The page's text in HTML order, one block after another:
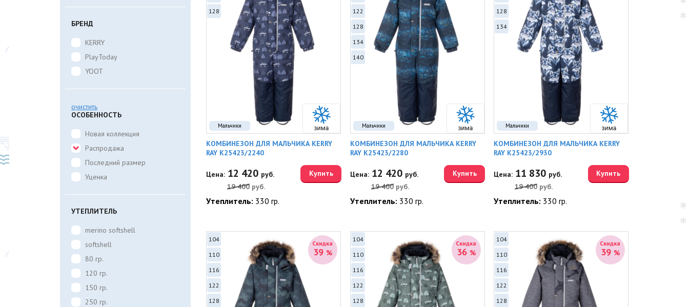
БРЕНД
KERRY
PlayToday
YOOT
очистить
ОСОБЕННОСТЬ
Новая коллекция
Распродажа
Последний размер
Уценка
УТЕПЛИТЕЛЬ
merino softshell
softshell
80 гр.
120 гр.
150 гр.
250 гр.
Мальчики
128
КОМБИНЕЗОН ДЛЯ МАЛЬЧИКА KERRY
RAY K25423/2240
Цена: 12 420 руб.
19 400 руб.
Купить
Утеплитель: 330 гр.
Мальчики
122
128
134
140
КОМБИНЕЗОН ДЛЯ МАЛЬЧИКА KERRY
RAY K25423/2280
Цена:12 420 руб.
19 400 руб.
Купить
Утеплитель: 330 гр.
Мальчики
128
134
КОМБИНЕЗОН ДЛЯ МАЛЬЧИКА KERRY
RAY K25423/2930
Цена: 11 830 руб.
19 400 руб.
Купить
Утеплитель: 330 гр.
Скидка
39 %
104
110
116
122
128
Скидка
36 %
104
110
116
122
128
Скидка
39 %
104
110
116
122
128